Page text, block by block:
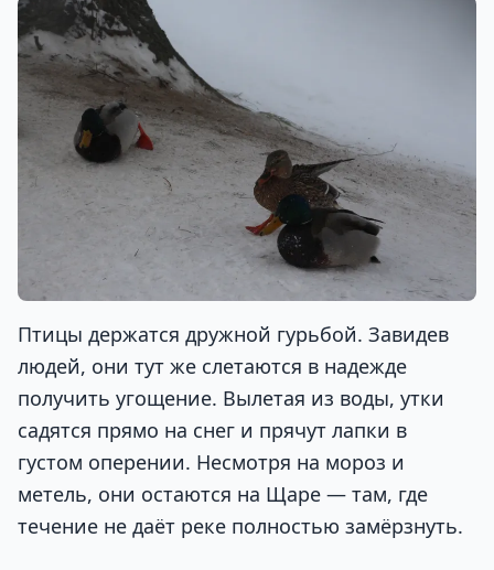
Птицы держатся дружной гурьбой. Завидев
людей, они тут же слетаются в надежде
получить угощение. Вылетая из воды, утки
садятся прямо на снег и прячут лапки в
густом оперении. Несмотря на мороз и
метель, они остаются на Щаре — там, где
течение не даёт реке полностью замёрзнуть.